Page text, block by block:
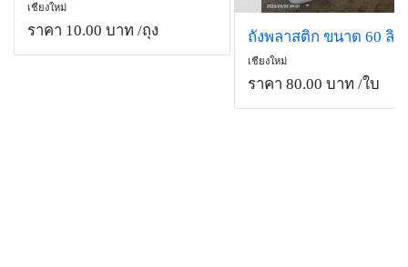
เชียงใหม่
ราคา 10.00 บาท /ถุง
เชียงใหม่
ราคา 80.00 บาท /ใบ